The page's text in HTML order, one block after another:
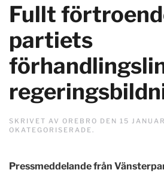
Fullt
partiets
SKRIVET AV OREBRO DEN 15
OKATEGORISERADE .
Pressmeddelande från